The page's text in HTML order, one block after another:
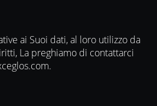
ai Suoi dati, al loro utilizzo da
La preghiamo di contattarci
.